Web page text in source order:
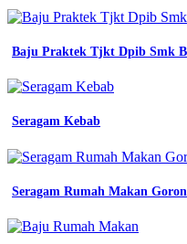
pack
medan
jual
kemeja
lengan
panjang
seragam
kerja
pdl
batik
Baju Praktek Tjkt Dpib Smk
Seragam Kebab
Seragam Rumah Makan